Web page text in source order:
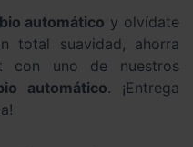
automático y olvídate
total suavidad, ahorra
con uno de nuestros
automático. ¡Entrega